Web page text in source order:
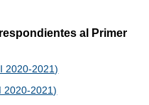
al Primer
2020-2021)
2020-2021)